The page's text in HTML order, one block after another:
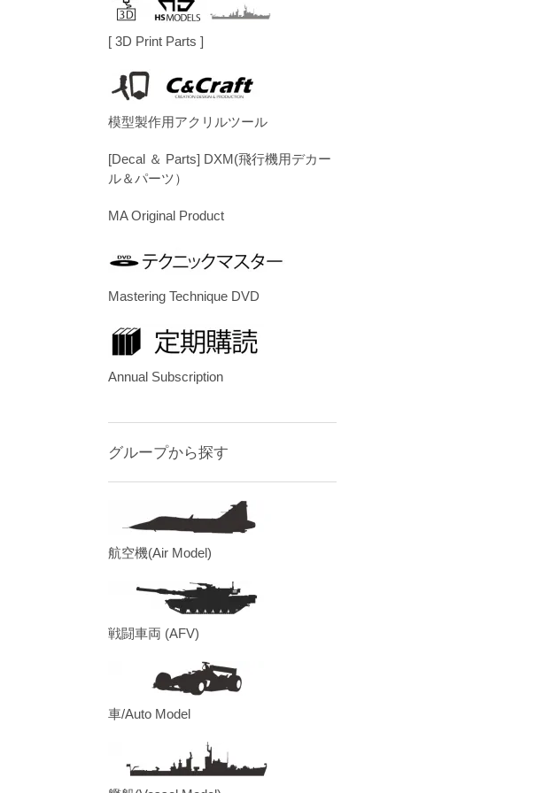
[ 3D Print Parts ]
模型製作用アクリルツール
[Decal ＆ Parts] DXM(飛行機用デカー
ル＆パーツ）
MA Original Product
Mastering Technique DVD
Annual Subscription
グループから探す
航空機(Air Model)
戦闘車両 (AFV)
車/Auto Model